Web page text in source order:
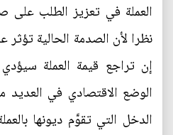
العملة في تعزيز الطلب على
نظرا لأن الصدمة الحالية تؤثر
إن تراجع قيمة العملة
الوضع الاقتصادي في العديد
الدخل التي تقوَّم ديونها